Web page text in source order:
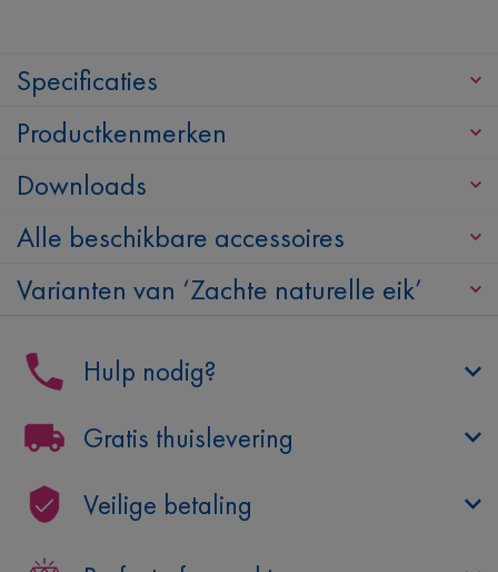
Specificaties
Productkenmerken
Downloads
Alle beschikbare accessoires
Varianten van ‘Zachte naturelle eik’
Hulp nodig?
Gratis thuislevering
Veilige betaling